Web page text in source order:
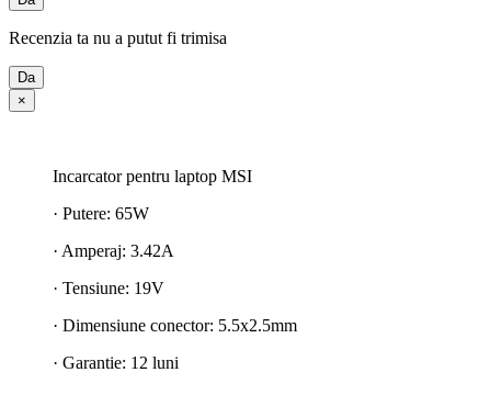
Recenzia ta nu a putut fi trimisa
Da
×
Incarcator pentru laptop MSI
· Putere: 65W
· Amperaj: 3.42A
· Tensiune: 19V
· Dimensiune conector: 5.5x2.5mm
· Garantie: 12 luni